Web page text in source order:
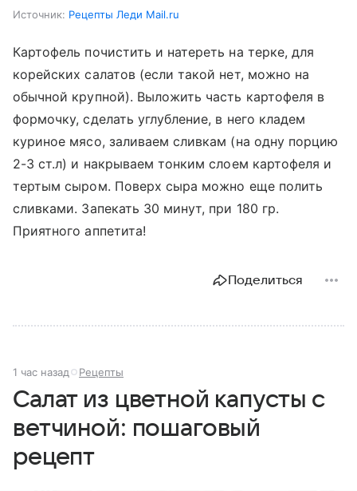
Источник: Рецепты Леди Mail.ru
Картофель почистить и натереть на терке, для
корейских салатов (если такой нет, можно на
обычной крупной). Выложить часть картофеля в
формочку, сделать углубление, в него кладем
куриное мясо, заливаем сливкам (на одну порцию
2-3 ст.л) и накрываем тонким слоем картофеля и
тертым сыром. Поверх сыра можно еще полить
сливками. Запекать 30 минут, при 180 гр.
Приятного аппетита!
Поделиться
1 час назад Рецепты
Салат из цветной капусты с
ветчиной: пошаговый
рецепт